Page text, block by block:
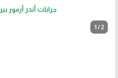
جرابات أندر آرمور
1 / 2